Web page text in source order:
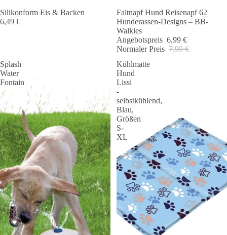
Silikonform Eis & Backen
6,49 €
Angebot 🐾
Faltnapf Hund Reisenapf 62
Hunderassen-Designs – BB-
Walkies
Angebotspreis 6,99 €
Normaler Preis 7,99 €
Splash
Water
Fontain
Kühlmatte
Hund
Lissi
-
selbstkühlend,
Blau,
Größen
S-
XL